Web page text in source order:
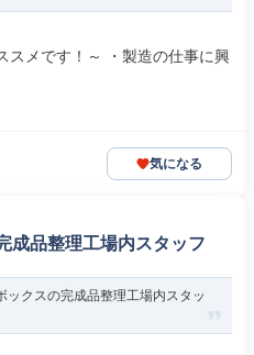
スメです！～ ・製造の仕事に興
気になる
成品整理工場内スタッフ
ックスの完成品整理工場内スタッ